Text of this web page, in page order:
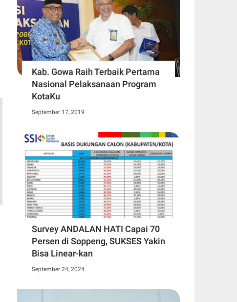
Kab. Gowa Raih Terbaik Pertama
Nasional Pelaksanaan Program
KotaKu
September 17, 2019
Survey ANDALAN HATI Capai 70
Persen di Soppeng, SUKSES Yakin
Bisa Linear-kan
September 24, 2024